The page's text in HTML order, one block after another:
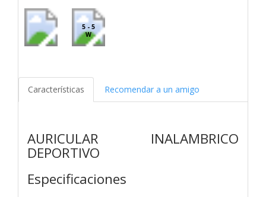
5 - 5
W
Características Recomendar a un amigo
AURICULAR INALAMBRICO
DEPORTIVO
Especificaciones